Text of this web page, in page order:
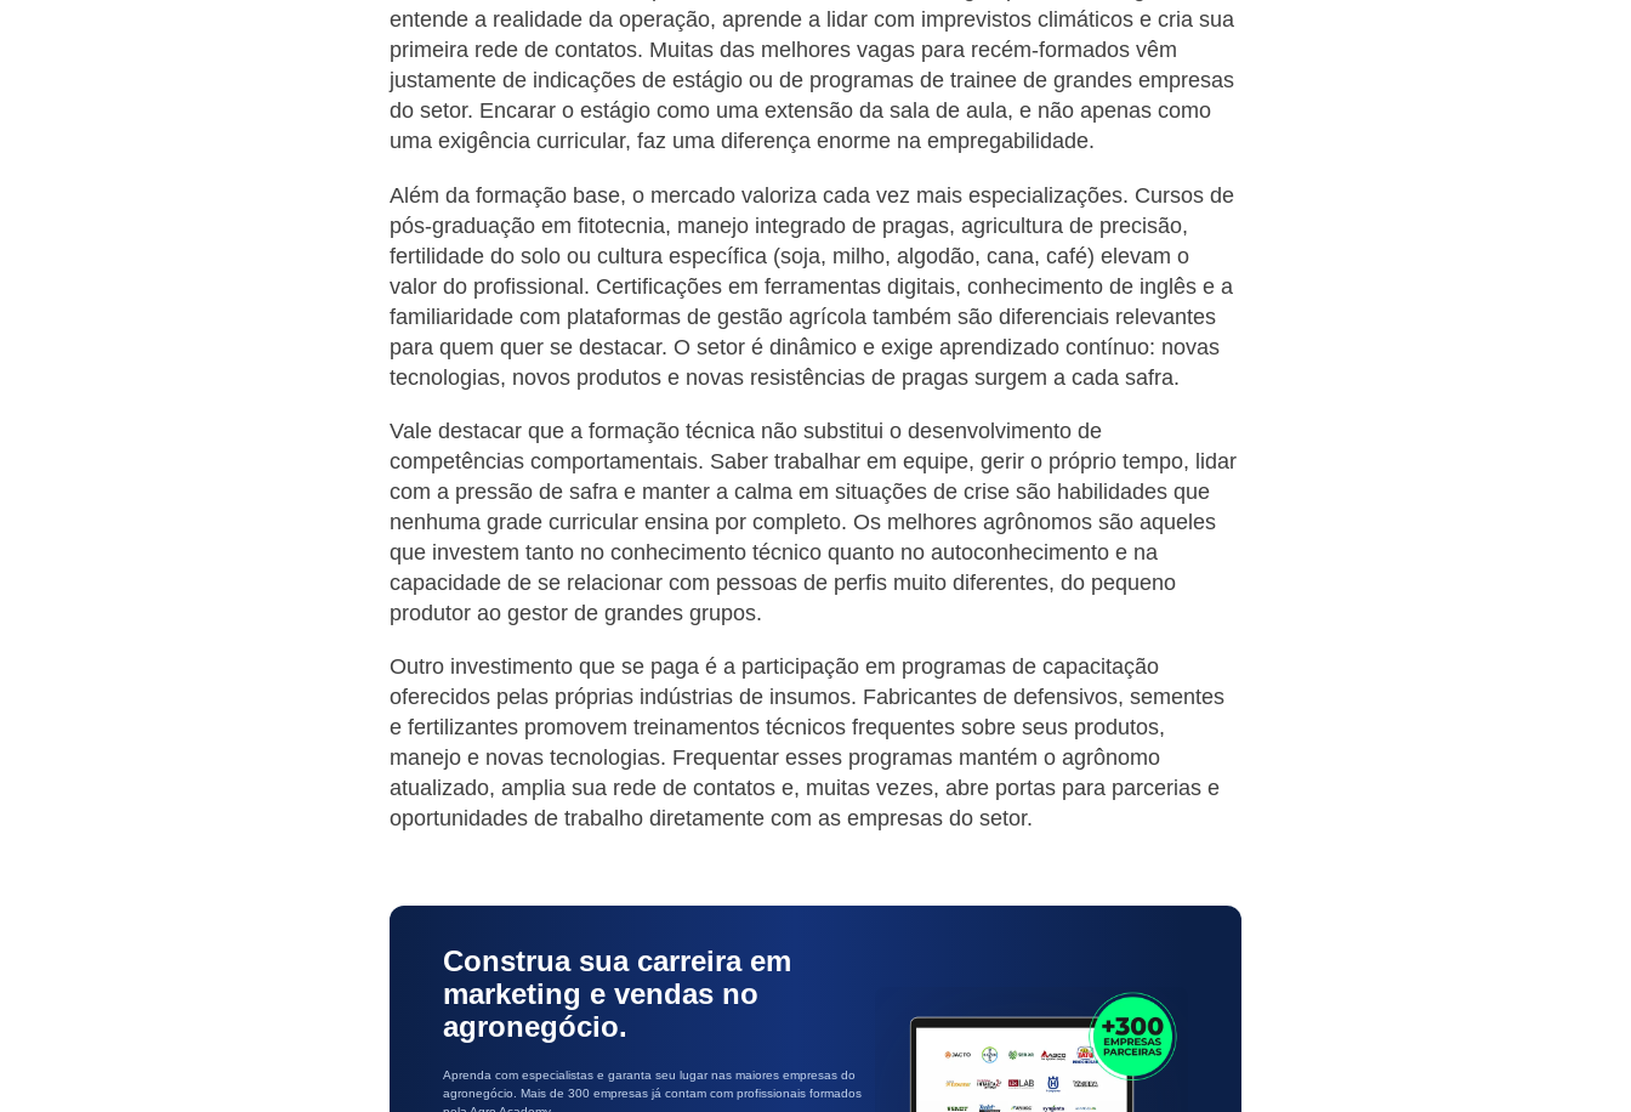
entende a realidade da operação, aprende a lidar com imprevistos climáticos e cria sua
primeira rede de contatos. Muitas das melhores vagas para recém-formados vêm
justamente de indicações de estágio ou de programas de trainee de grandes empresas
do setor. Encarar o estágio como uma extensão da sala de aula, e não apenas como
uma exigência curricular, faz uma diferença enorme na empregabilidade.
Além da formação base, o mercado valoriza cada vez mais especializações. Cursos de
pós-graduação em fitotecnia, manejo integrado de pragas, agricultura de precisão,
fertilidade do solo ou cultura específica (soja, milho, algodão, cana, café) elevam o
valor do profissional. Certificações em ferramentas digitais, conhecimento de inglês e a
familiaridade com plataformas de gestão agrícola também são diferenciais relevantes
para quem quer se destacar. O setor é dinâmico e exige aprendizado contínuo: novas
tecnologias, novos produtos e novas resistências de pragas surgem a cada safra.
Vale destacar que a formação técnica não substitui o desenvolvimento de
competências comportamentais. Saber trabalhar em equipe, gerir o próprio tempo, lidar
com a pressão de safra e manter a calma em situações de crise são habilidades que
nenhuma grade curricular ensina por completo. Os melhores agrônomos são aqueles
que investem tanto no conhecimento técnico quanto no autoconhecimento e na
capacidade de se relacionar com pessoas de perfis muito diferentes, do pequeno
produtor ao gestor de grandes grupos.
Outro investimento que se paga é a participação em programas de capacitação
oferecidos pelas próprias indústrias de insumos. Fabricantes de defensivos, sementes
e fertilizantes promovem treinamentos técnicos frequentes sobre seus produtos,
manejo e novas tecnologias. Frequentar esses programas mantém o agrônomo
atualizado, amplia sua rede de contatos e, muitas vezes, abre portas para parcerias e
oportunidades de trabalho diretamente com as empresas do setor.
Construa sua carreira em
marketing e vendas no
agronegócio.
Aprenda com especialistas e garanta seu lugar nas maiores empresas do
agronegócio. Mais de 300 empresas já contam com profissionais formados